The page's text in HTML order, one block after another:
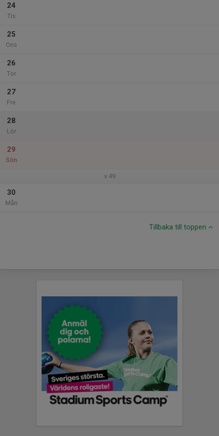
24
Tis
25
Ons
26
Tor
27
Fre
28
Lör
29
Sön
v.49
30
Mån
Tillbaka till toppen